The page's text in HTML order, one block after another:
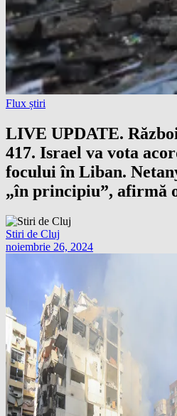
Flux știri
LIVE UPDATE.
417. Israel va vota
focului în Liban.
„în principiu”, afirmă
Stiri de Cluj
noiembrie 26, 2024